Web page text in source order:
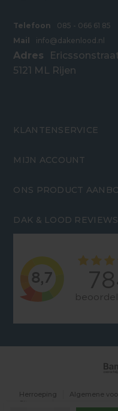
Telefoon
085 - 066 61 85
Mail
info@dakenlood.nl
Adres
5121 ML Rijen
KLANTENSERVICE
MIJN ACCOUNT
ONS PRODUCT
DAK & LOOD REVIEWS
Herroeping Algemene
Sitemap